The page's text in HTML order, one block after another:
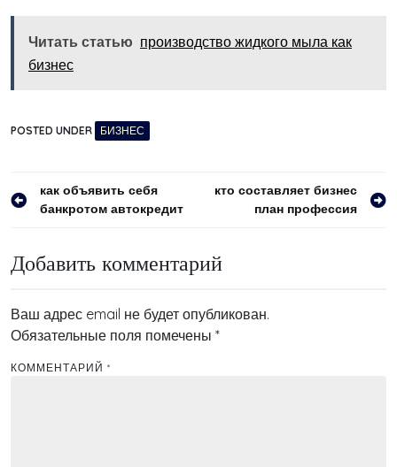
Читать статью производство жидкого мыла как
бизнес
POSTED UNDER БИЗНЕС
Навигация
как объявить себя
банкротом автокредит
кто составляет бизнес
план профессия
Добавить комментарий
Ваш адрес email не будет опубликован.
Обязательные поля помечены *
КОММЕНТАРИЙ *